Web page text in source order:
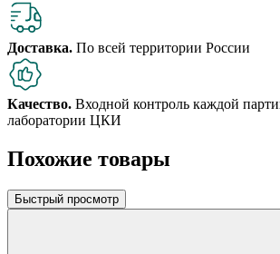
Доставка. По всей территории России
Качество. Входной контроль каждой
лаборатории ЦКИ
Похожие товары
Быстрый просмотр